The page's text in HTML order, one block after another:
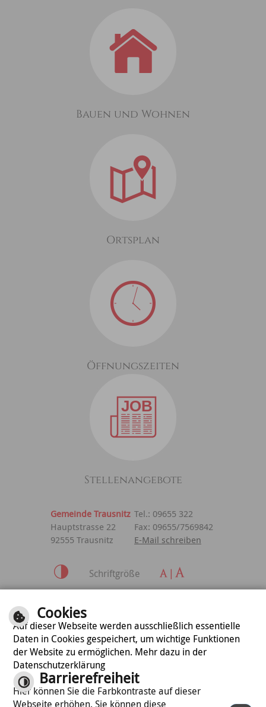
Bauen und Wohnen
Ortsplan
Öffnungszeiten
Stellenangebote
Gemeinde Trausnitz Tel.: 09655 322
Hauptstrasse 22
Fax: 09655/7569842
92555 Trausnitz
E-Mail schreiben
Schriftgröße
Datenschutzerklärung
optimiert für
mobile Endgeräte
Cookies
Auf dieser Webseite werden ausschließlich essentielle
Daten in Cookies gespeichert, um wichtige Funktionen
der Website zu ermöglichen. Mehr dazu in der
Datenschutzerklärung
Barrierefreiheit
Hier können Sie die Farbkontraste auf dieser
Webseite erhöhen. Sie können diese